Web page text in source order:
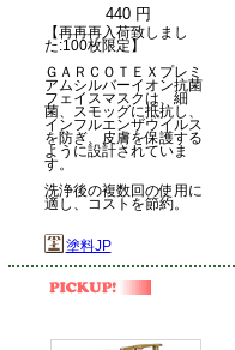
440 円
【再再再入荷致しまし
た:100枚限定】
ＧＡＲＣＯＴＥＸプレミ
アムシルバーイオン抗菌
フェイスマスクは、細
菌、スモッグに抵抗し、
インフルエンザウイルス
を防ぎ、皮膚を保護する
ように設計されていま
す。
洗浄後の複数回の使用に
適し、コストを節約。
塗料JP